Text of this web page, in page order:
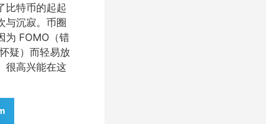
比特币的起起
与沉寂。币圈
为 FOMO（错
疑）而轻易放
很高兴能在这